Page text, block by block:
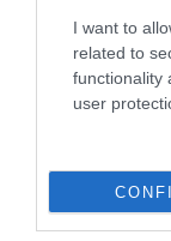
I want to
related to
functionality
user